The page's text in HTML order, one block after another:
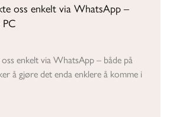
oss enkelt via WhatsApp –
enkelt via WhatsApp – både på
å gjøre det enda enklere å komme i